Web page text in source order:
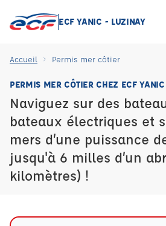
ECF YANIC - LUZINAY
Accueil Permis mer côtier
PERMIS MER CÔTIER CHEZ ECF
Naviguez sur des
bateaux électriques et
mers d’une puissance
jusqu'à 6 milles d’un
kilomètres) !